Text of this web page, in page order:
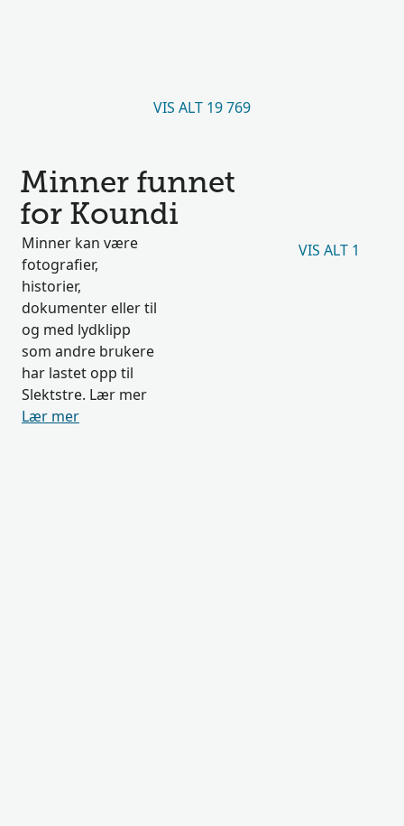
VIS ALT 19 769
Minner funnet
for Koundi
Minner kan være
fotografier,
historier,
dokumenter eller til
og med lydklipp
som andre brukere
har lastet opp til
Slektstre. Lær mer
Lær mer
VIS ALT 1